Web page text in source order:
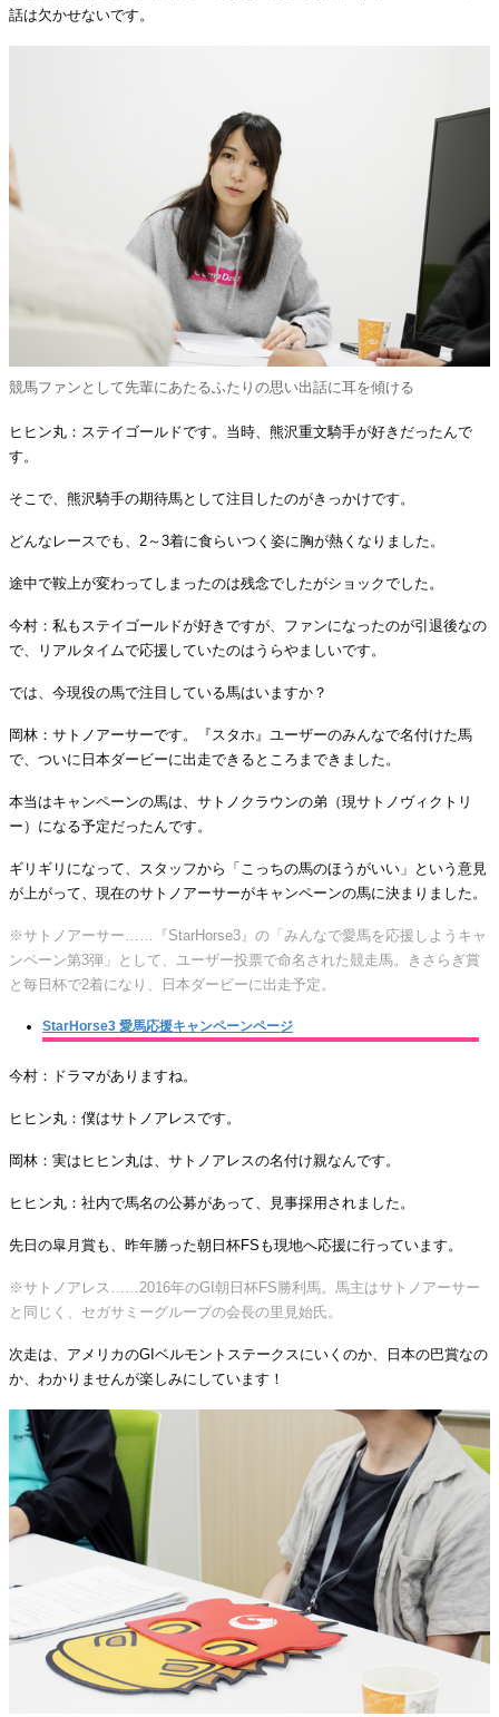
話は欠かせないです。
競馬ファンとして先輩にあたるふたりの思い出話に耳を傾ける
ヒヒン丸：ステイゴールドです。当時、熊沢重文騎手が好きだったんで
す。
そこで、熊沢騎手の期待馬として注目したのがきっかけです。
どんなレースでも、2～3着に食らいつく姿に胸が熱くなりました。
途中で鞍上が変わってしまったのは残念でしたがショックでした。
今村：私もステイゴールドが好きですが、ファンになったのが引退後なの
で、リアルタイムで応援していたのはうらやましいです。
では、今現役の馬で注目している馬はいますか？
岡林：サトノアーサーです。『スタホ』ユーザーのみんなで名付けた馬
で、ついに日本ダービーに出走できるところまできました。
本当はキャンペーンの馬は、サトノクラウンの弟（現サトノヴィクトリ
ー）になる予定だったんです。
ギリギリになって、スタッフから「こっちの馬のほうがいい」という意見
が上がって、現在のサトノアーサーがキャンペーンの馬に決まりました。
※サトノアーサー……『StarHorse3』の「みんなで愛馬を応援しようキャ
ンペーン第3弾」として、ユーザー投票で命名された競走馬。きさらぎ賞
と毎日杯で2着になり、日本ダービーに出走予定。
StarHorse3 愛馬応援キャンペーンページ
今村：ドラマがありますね。
ヒヒン丸：僕はサトノアレスです。
岡林：実はヒヒン丸は、サトノアレスの名付け親なんです。
ヒヒン丸：社内で馬名の公募があって、見事採用されました。
先日の皐月賞も、昨年勝った朝日杯FSも現地へ応援に行っています。
※サトノアレス……2016年のGI朝日杯FS勝利馬。馬主はサトノアーサー
と同じく、セガサミーグループの会長の里見始氏。
次走は、アメリカのGIベルモントステークスにいくのか、日本の巴賞なの
か、わかりませんが楽しみにしています！